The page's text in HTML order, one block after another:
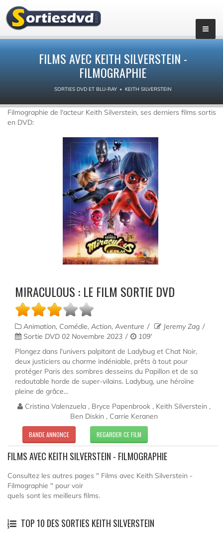
FILMS AVEC KEITH SILVERSTEIN -
FILMOGRAPHIE
SORTIES DVD ET BLU-RAY KEITH SILVERSTEIN
Filmographie de l'acteur Keith Silverstein, ses derniers films sortis
en DVD:
MIRACULOUS : LE FILM SORTIE DVD
Animation, Comédie, Action, Aventure
Jeremy Zag
Sortie DVD 02 Novembre 2023
109'
Plongez dans l'univers palpitant de Ladybug et Chat Noir,
deux justiciers au charme indéniable, prêts à tout pour
protéger Paris des sombres desseins du Papillon et de sa
redoutable horde de super-vilains. Ladybug, une héroïne
pleine de grâce...
Cristina Valenzuela , Bryce Papenbrook , Keith Silverstein ,
Ben Diskin , Carrie Keranen
BANDE ANNONCE REGARDER CE FILM
FILMS AVEC KEITH SILVERSTEIN - FILMOGRAPHIE
Consultez les autres pages " Films avec Keith Silverstein -
Filmographie " pour voir
quels sont les meilleurs films.
TOP 10 DES SORTIES KEITH SILVERSTEIN